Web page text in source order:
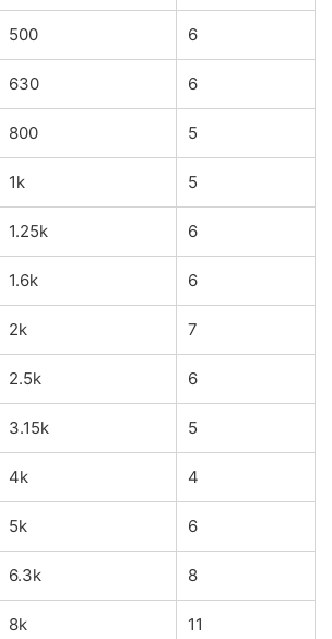
500 6
630 6
800 5
1k 5
1.25k 6
1.6k 6
2k 7
2.5k 6
3.15k 5
4k 4
5k 6
6.3k 8
8k 11